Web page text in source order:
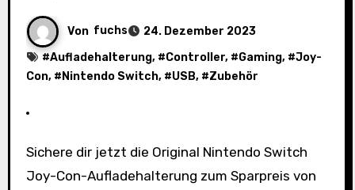
Von fuchs
24. Dezember 2023
#Aufladehalterung, #Controller, #Gaming, #Joy-
Con, # Nintendo Switch, #USB, #Zubehör
Sichere dir jetzt die Original Nintendo Switch
Joy-Con-Aufladehalterung zum Sparpreis von